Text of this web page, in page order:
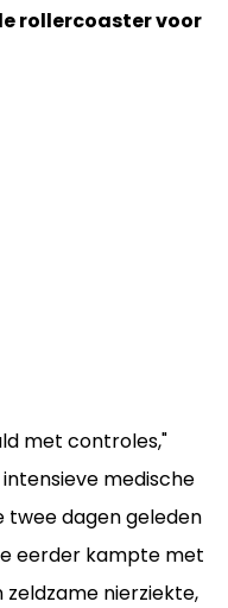
rollercoaster voor
met controles,"
medische
twee dagen geleden
eerder kampte met
nierziekte,